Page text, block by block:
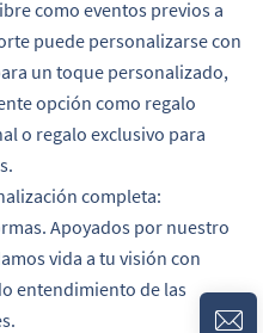
como eventos previos a
puede personalizarse con
un toque personalizado,
opción como regalo
o regalo exclusivo para
completa:
Apoyados por nuestro
vida a tu visión con
entendimiento de las